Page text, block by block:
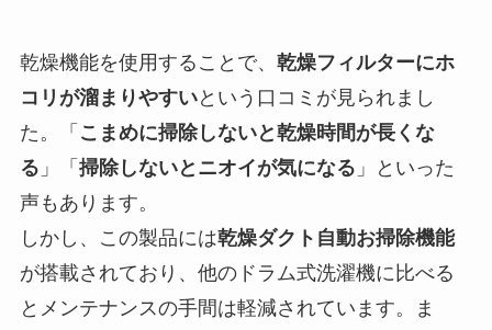
乾燥機能を使用することで、 乾燥フィルターにホ
コリが溜まりやすいという口コミが見られまし
た。「 こまめに掃除しないと乾燥時間が長くな
る 」「 掃除しないとニオイが気になる 」といった
声もあります。
しかし、この製品には乾燥ダクト自動お掃除機能
が搭載されており、他のドラム式洗濯機に比べる
とメンテナンスの手間は軽減されています。ま